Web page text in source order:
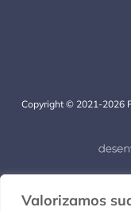
Valorizamos
Copyright © 2021-2026